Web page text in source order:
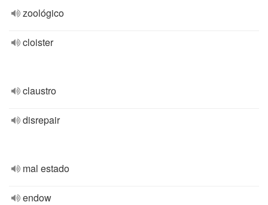
zoológico
cloister
claustro
disrepair
mal estado
endow